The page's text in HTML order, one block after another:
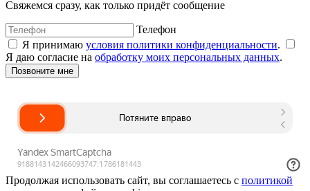
Свяжемся сразу, как только придёт сообщение
Телефон
Я принимаю условия политики конфиденциальности.
Я даю согласие на обработку моих персональных данных.
Продолжая использовать сайт, вы соглашаетесь с политикой